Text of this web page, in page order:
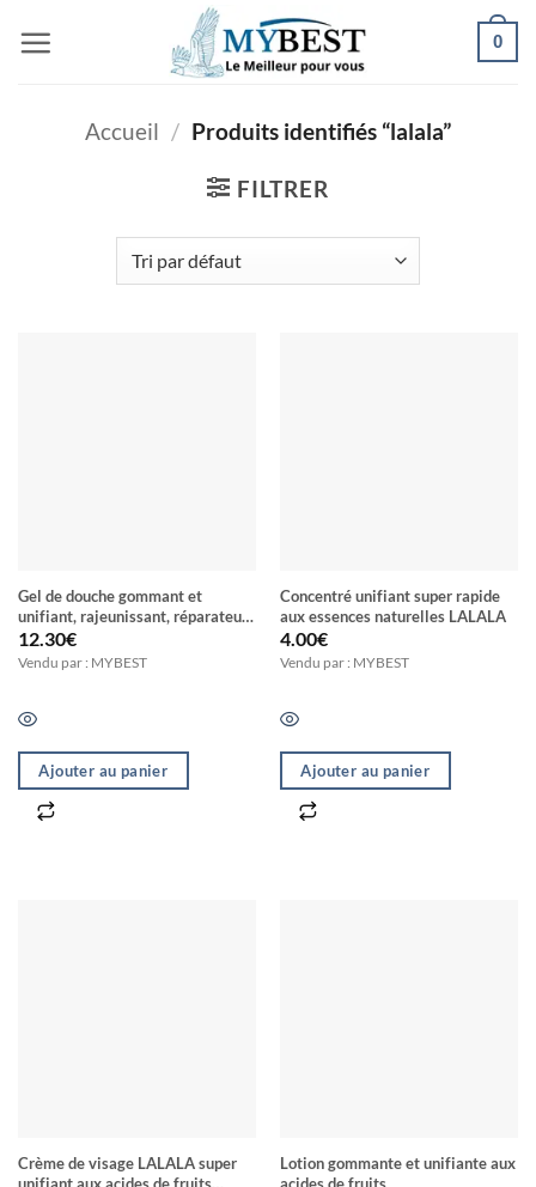
au
0
Accueil / Produits identifiés “lalala”
FILTRER
Gel de douche gommant et
unifiant, rajeunissant, réparateur
LALALA résultats visibles 7 jours
12.30€
Vendu par : MYBEST
Ajouter au panier
Concentré unifiant super rapide
aux essences naturelles LALALA
4.00€
Vendu par : MYBEST
Ajouter au panier
Crème de visage LALALA super
unifiant aux acides de fruits
Lotion gommante et unifiante aux
acides de fruits